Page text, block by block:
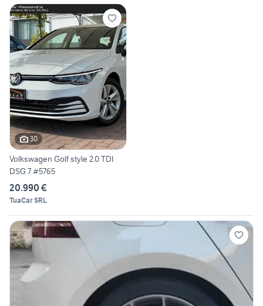
30
Volkswagen Golf style 2.0 TDI
DSG 7 #5765
20.990 €
TuaCar SRL